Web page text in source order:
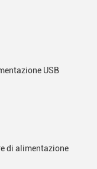
USB
di alimentazione